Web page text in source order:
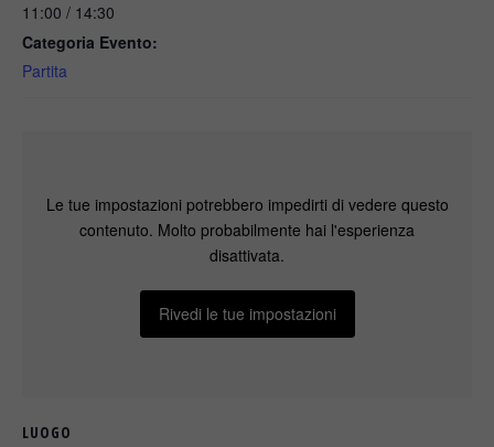
11:00 / 14:30
Categoria Evento:
Partita
LUOGO
Le tue impostazioni potrebbero impedirti di vedere questo
contenuto. Molto probabilmente hai l'esperienza
disattivata.
Rivedi le tue impostazioni